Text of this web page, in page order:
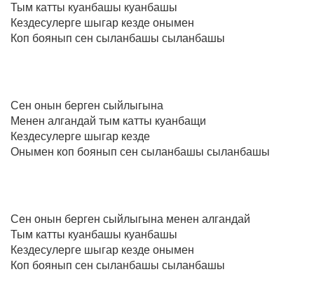
Тым катты куанбашы куанбашы
Кездесулерге шыгар кезде онымен
Коп боянып сен сыланбашы сыланбашы
Сен онын берген сыйлыгына
Менен алгандай тым катты куанбащи
Кездесулерге шыгар кезде
Онымен коп боянып сен сыланбашы сыланбашы
Сен онын берген сыйлыгына менен алгандай
Тым катты куанбашы куанбашы
Кездесулерге шыгар кезде онымен
Коп боянып сен сыланбашы сыланбашы